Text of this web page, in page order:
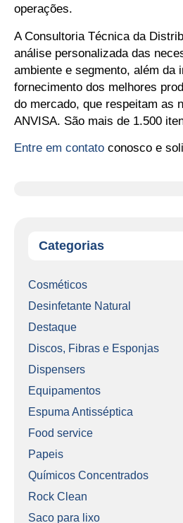
operações.
A Consultoria Técnica da
análise personalizada das
ambiente e segmento, além da
fornecimento dos melhores
do mercado, que respeitam as
ANVISA. São mais de 1.500
Entre em contato conosco e
Categorias
Cosméticos
Desinfetante Natural
Destaque
Discos, Fibras e Esponjas
Dispensers
Equipamentos
Espuma Antisséptica
Food service
Papeis
Químicos Concentrados
Rock Clean
Saco para lixo